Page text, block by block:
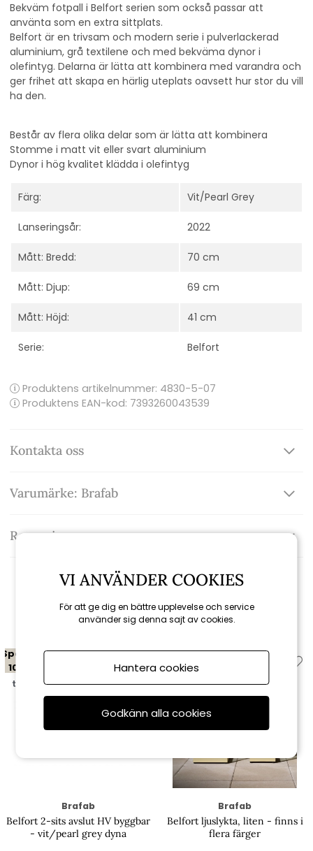
Bekväm fotpall i Belfort serien som också passar att
använta som en extra sittplats.
Belfort är en trivsam och modern serie i pulverlackerad
aluminium, grå textilene och med bekväma dynor i
olefintyg. Delarna är lätta att kombinera med varandra och
ger frihet att skapa en härlig uteplats oavsett hur stor du vill
ha den.
Består av flera olika delar som är lätta att kombinera
Stomme i matt vit eller svart aluminium
Dynor i hög kvalitet klädda i olefintyg
Färg: Vit/Pearl Grey
Lanseringsår: 2022
Mått: Bredd: 70 cm
Mått: Djup: 69 cm
Mått: Höjd: 41 cm
Serie: Belfort
Produktens artikelnummer: 4830-5-07
Produktens EAN-kod: 7393260043539
Kontakta oss
Varumärke: Brafab
Recensioner
Relaterade produkter
Spara
10%
till 16/8
Brafab
Belfort 2-sits avslut HV byggbar
- vit/pearl grey dyna
Brafab
Belfort ljuslykta, liten - finns i
flera färger
VI ANVÄNDER COOKIES
För att ge dig en bättre upplevelse och service
använder sig denna sajt av cookies.
Hantera cookies
Godkänn alla cookies